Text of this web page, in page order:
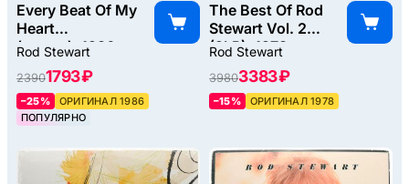
Every Beat Of My
Heart
(poster), 1986
Rod Stewart
23901793 ₽
–25%
ОРИГИНАЛ 1986
ПОПУЛЯРНО
The Best Of Rod
Stewart Vol. 2
(2LP), 1978
Rod Stewart
39803383 ₽
–15% ОРИГИНАЛ 1978